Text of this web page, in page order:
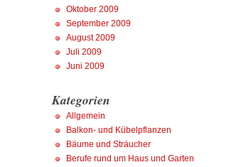
Oktober 2009
September 2009
August 2009
Juli 2009
Juni 2009
Kategorien
Allgemein
Balkon- und Kübelpflanzen
Bäume und Sträucher
Berufe rund um Haus und Garten